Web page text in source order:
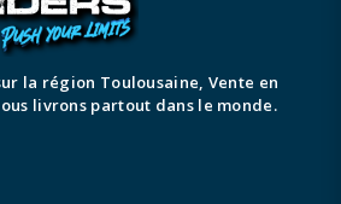
la région Toulousaine, Vente en
livrons partout dans le monde.